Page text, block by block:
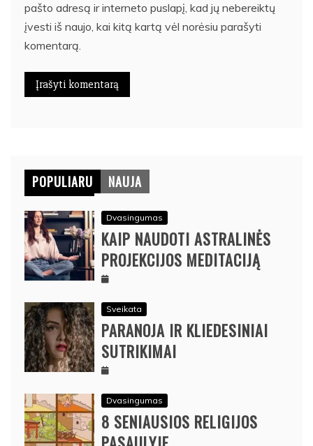
pašto adresą ir interneto puslapį, kad jų nebereiktų
įvesti iš naujo, kai kitą kartą vėl norėsiu parašyti
komentarą.
POPULIARU NAUJA
Dvasingumas
KAIP NAUDOTI ASTRALINĖS
PROJEKCIJOS MEDITACIJĄ
Sveikata
PARANOJA IR KLIEDESINIAI
SUTRIKIMAI
Dvasingumas
8 SENIAUSIOS RELIGIJOS